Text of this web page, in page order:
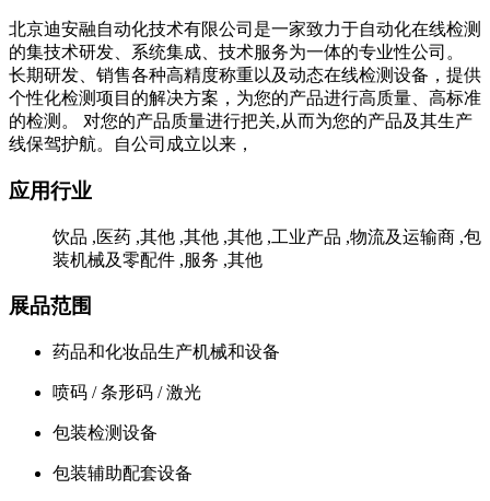
北京迪安融自动化技术有限公司是一家致力于自动化在线检测
的集技术研发、系统集成、技术服务为一体的专业性公司。
长期研发、销售各种高精度称重以及动态在线检测设备，提供
个性化检测项目的解决方案，为您的产品进行高质量、高标准
的检测。 对您的产品质量进行把关,从而为您的产品及其生产
线保驾护航。自公司成立以来，
应用行业
饮品 ,医药 ,其他 ,其他 ,其他 ,工业产品 ,物流及运输商 ,包
装机械及零配件 ,服务 ,其他
展品范围
药品和化妆品生产机械和设备
喷码 / 条形码 / 激光
包装检测设备
包装辅助配套设备